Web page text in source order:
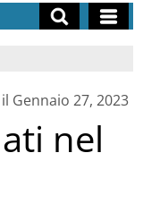
Gennaio 27, 2023
nel